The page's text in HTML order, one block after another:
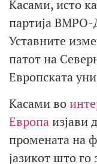
Касами, исто
партија
Уставните
патот на
Европската
Касами во
Европаизјави
промената на
јазикот што го